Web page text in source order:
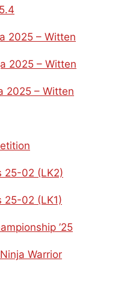
2025 – Witten
2025 – Witten
2025 – Witten
25-02 (LK2)
25-02 (LK1)
’25
Warrior